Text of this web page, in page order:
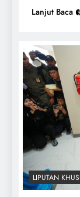
Lanjut Baca
LIPUTAN